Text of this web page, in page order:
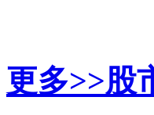
更多>>股